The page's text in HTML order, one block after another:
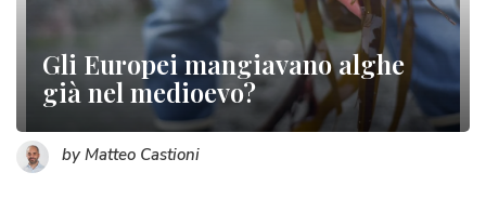
Gli Europei mangiavano alghe
già nel medioevo?
by Matteo Castioni